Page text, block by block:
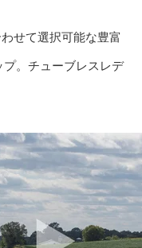
せて選択可能な豊富
。チューブレスレデ